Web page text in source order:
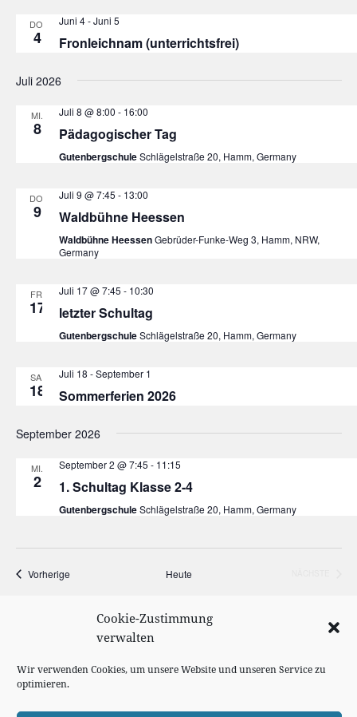
Cookie-Zustimmung
verwalten
Wir verwenden Cookies, um unsere Website und unseren Service zu
optimieren.
DO.
4
Juni 4-Juni 5
Fronleichnam (unterrichtsfrei)
Juli 2026
MI.
8
Juli 8 @ 8:00 - 16:00
Pädagogischer Tag
GutenbergschuleSchlägelstraße 20, Hamm, Germany
DO.
9
Juli 9 @ 7:45 - 13:00
Waldbühne Heessen
Waldbühne HeessenGebrüder-Funke-Weg 3, Hamm, NRW,
Germany
FR.
17
Juli 17 @ 7:45 - 10:30
letzter Schultag
GutenbergschuleSchlägelstraße 20, Hamm, Germany
SA.
18
Juli 18 -September 1
Sommerferien 2026
September 2026
MI.
2
September 2 @ 7:45 - 11:15
1. Schultag Klasse 2-4
GutenbergschuleSchlägelstraße 20, Hamm, Germany
VorherigeVeranstaltungen Heute
KALENDER ABONNIEREN